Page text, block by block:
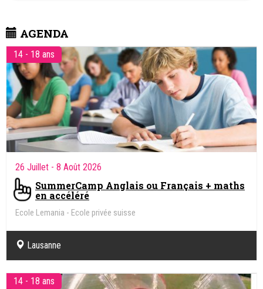
1ère à 11ème Harmos. Apprentissage - Post-obligatoire
Ateliers en ligne pour aider les parents à soutenir leurs enfants à
l'école.
AGENDA
14 - 18 ans
26 Juillet - 8 Août 2026
SummerCamp Anglais ou Français + maths
en accéléré
Ecole Lemania - Ecole privée suisse
Lausanne
14 - 18 ans